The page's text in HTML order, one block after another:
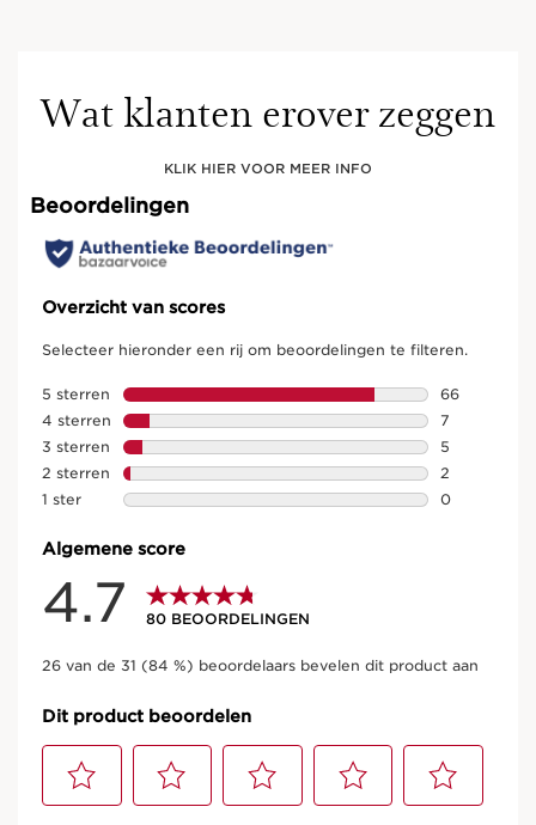
Wat klanten erover zeggen
KLIK HIER VOOR MEER INFO